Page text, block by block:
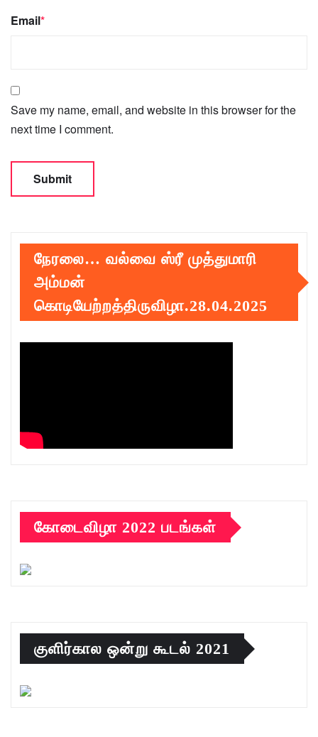
Email*
Save my name, email, and website in this browser for the
next time I comment.
நேரலை… வல்வை ஸ்ரீ முத்துமாரி
அம்மன்
கொடியேற்றத்திருவிழா.28.04.2025
கோடைவிழா 2022 படங்கள்
குளிர்கால ஒன்று கூடல் 2021